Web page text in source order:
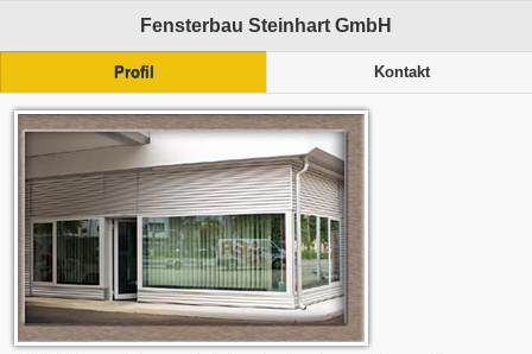
Fensterbau Steinhart GmbH
Profil Kontakt